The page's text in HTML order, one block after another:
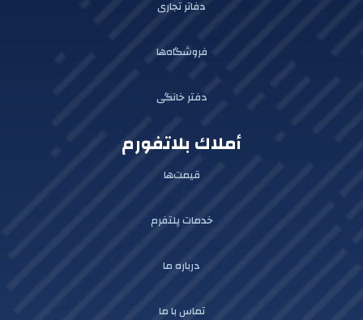
دفاتر تجاری
فروشگاه‌ها
دفتر خانگی
أملاك بلاتفورم
قیمت‌ها
خدمات پلتفرم
درباره ما
تماس با ما